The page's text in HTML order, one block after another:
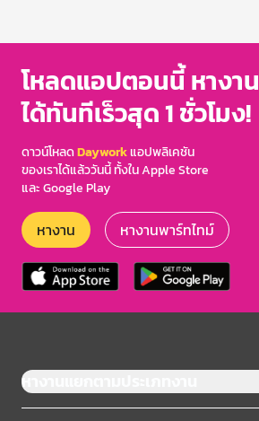
โหลดแอปตอนนี้ หางาน
ได้ทันทีเร็วสุด 1 ชั่วโมง!
ดาวน์โหลดDayworkแอปพลิเคชัน
ของเราได้แล้ววันนี้ ทั้งใน Apple Store
และ Google Play
หางาน หางานพาร์ทไทม์
หางานแยกตามประเภทงาน